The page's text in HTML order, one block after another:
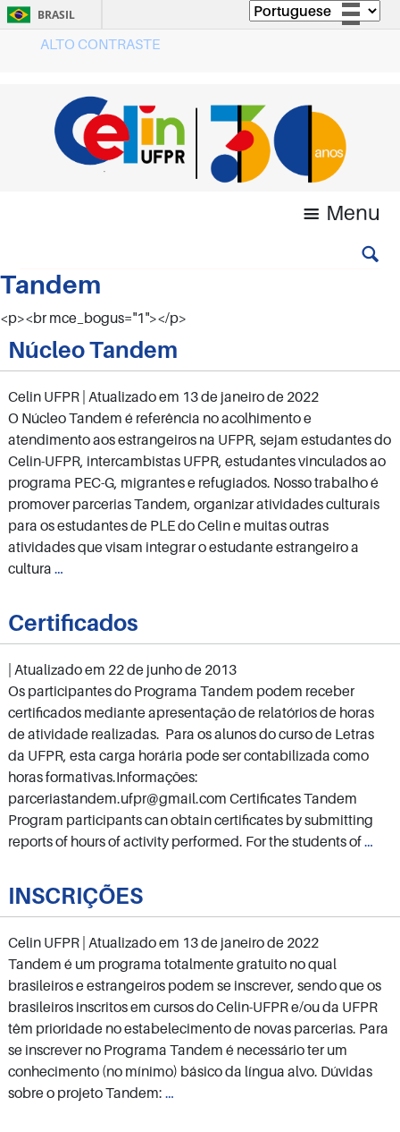
BRASIL
Acesso à informação
Legislação
Canais
ALTO CONTRASTE
Menu
Tandem
<p><br mce_bogus="1"></p>
Núcleo Tandem
Celin UFPR | Atualizado em 13 de janeiro de 2022
O Núcleo Tandem é referência no acolhimento e
atendimento aos estrangeiros na UFPR, sejam estudantes do
Celin-UFPR, intercambistas UFPR, estudantes vinculados ao
programa PEC-G, migrantes e refugiados. Nosso trabalho é
promover parcerias Tandem, organizar atividades culturais
para os estudantes de PLE do Celin e muitas outras
atividades que visam integrar o estudante estrangeiro a
cultura …Núcleo
Certificados
| Atualizado em 22 de junho de 2013
Os participantes do Programa Tandem podem receber
certificados mediante apresentação de relatórios de horas
de atividade realizadas. Para os alunos do curso de Letras
da UFPR, esta carga horária pode ser contabilizada como
horas formativas.Informações:
parceriastandem.ufpr@gmail.com Certificates Tandem
Program participants can obtain certificates by submitting
reports of hours of activity performed. For the students of…
INSCRIÇÕES
Celin UFPR | Atualizado em 13 de janeiro de 2022
Tandem é um programa totalmente gratuito no qual
brasileiros e estrangeiros podem se inscrever, sendo que os
brasileiros inscritos em cursos do Celin-UFPR e/ou da UFPR
têm prioridade no estabelecimento de novas parcerias. Para
se inscrever no Programa Tandem é necessário ter um
conhecimento (no mínimo) básico da língua alvo. Dúvidas
sobre o projeto Tandem: …